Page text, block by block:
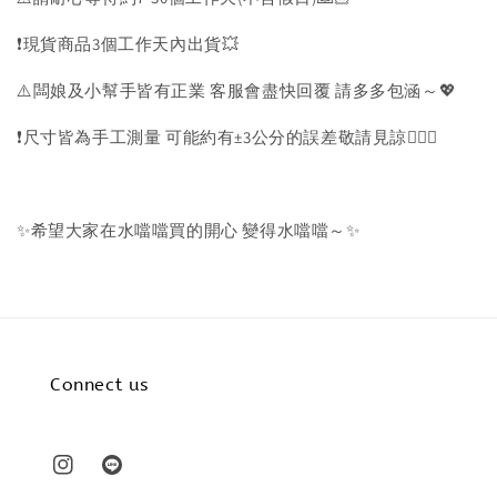
❗️現貨商品3個工作天內出貨💥
⚠️闆娘及小幫手皆有正業 客服會盡快回覆 請多多包涵～💖
❗️尺寸皆為手工測量 可能約有±3公分的誤差敬請見諒🙇🏻‍♀️
✨希望大家在水噹噹買的開心 變得水噹噹～✨
Connect us